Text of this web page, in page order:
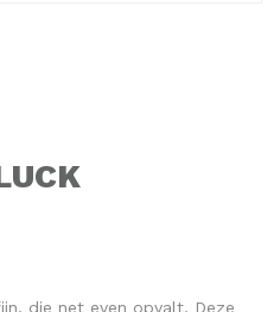
die net even opvalt. Deze